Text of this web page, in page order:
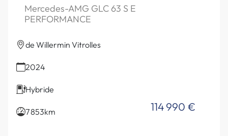
Mercedes-AMG GLC 63 S E
PERFORMANCE
de Willermin Vitrolles
2024
Hybride
7 853km 114 990 €